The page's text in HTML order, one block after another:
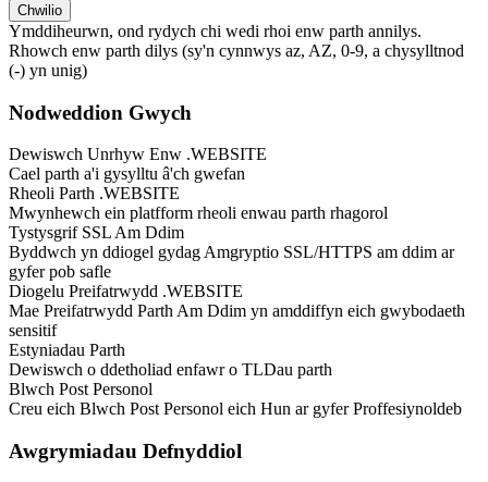
Chwilio
Ymddiheurwn, ond rydych chi wedi rhoi enw parth annilys.
Rhowch enw parth dilys (sy'n cynnwys az, AZ, 0-9, a chysylltnod
(-) yn unig)
Nodweddion Gwych
Dewiswch Unrhyw Enw .WEBSITE
Cael parth a'i gysylltu â'ch gwefan
Rheoli Parth .WEBSITE
Mwynhewch ein platfform rheoli enwau parth rhagorol
Tystysgrif SSL Am Ddim
Byddwch yn ddiogel gydag Amgryptio SSL/HTTPS am ddim ar
gyfer pob safle
Diogelu Preifatrwydd .WEBSITE
Mae Preifatrwydd Parth Am Ddim yn amddiffyn eich gwybodaeth
sensitif
Estyniadau Parth
Dewiswch o ddetholiad enfawr o TLDau parth
Blwch Post Personol
Creu eich Blwch Post Personol eich Hun ar gyfer Proffesiynoldeb
Awgrymiadau Defnyddiol